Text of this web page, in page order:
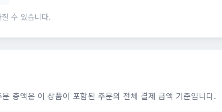
수 있습니다.
총액은 이 상품이 포함된 주문의 전체 결제 금액 기준입니다.